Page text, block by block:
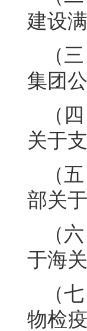
建设
（
集团
（
关于
（
部关
（
于海
（
物检